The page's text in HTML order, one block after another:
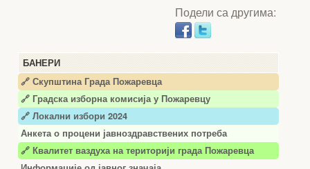
БАНЕРИ
🔗 Скупштина Града Пожаревца
🔗 Градска изборна комисија у Пожаревцу
🔗 Локални избори 2024
Анкета о процени јавноздравствених потреба
🔗 Квалитет ваздуха на територији града Пожаревца
Подели са другима: